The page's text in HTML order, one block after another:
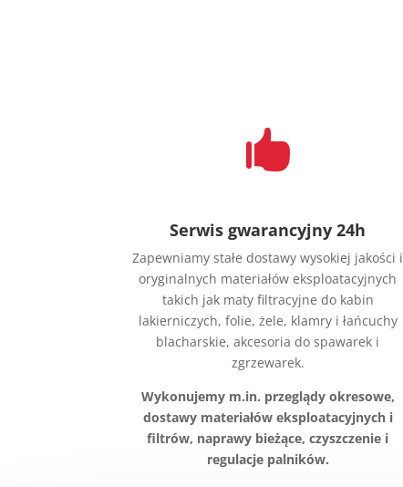

Serwis gwarancyjny 24h
Zapewniamy stałe dostawy wysokiej jakości i
oryginalnych materiałów eksploatacyjnych
takich jak maty filtracyjne do kabin
lakierniczych, folie, żele, klamry i łańcuchy
blacharskie, akcesoria do spawarek i
zgrzewarek.
Wykonujemy m.in. przeglądy okresowe,
dostawy materiałów eksploatacyjnych i
filtrów, naprawy bieżące, czyszczenie i
regulacje palników.